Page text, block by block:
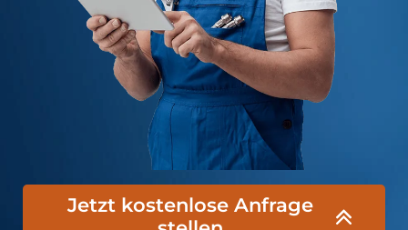
Jetzt kostenlose Anfrage